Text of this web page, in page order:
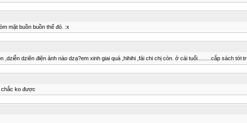
mặt buồn buồn thế đó. :x
,dziễn dziên điện ảnh nào dzạ?em xinh giai quá ,hihihi ,fải chi chị còn. ở cái tuổi.........cắp sách tới
chắc ko được